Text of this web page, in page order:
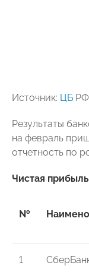
Источник: ЦБ РФ
Результаты
на февраль
отчетность по
Чистая
№
1